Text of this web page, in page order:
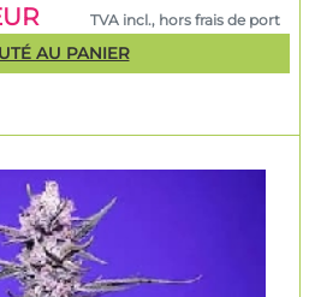
TVA incl., hors frais de port
AU PANIER